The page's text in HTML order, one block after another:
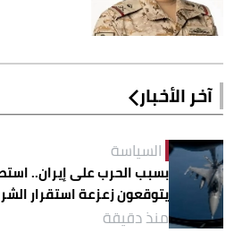
آخر الأخبار
السياسة
بسبب الحرب على إيران..
يتوقعون زعزعة استقرار
منذ دقيقة